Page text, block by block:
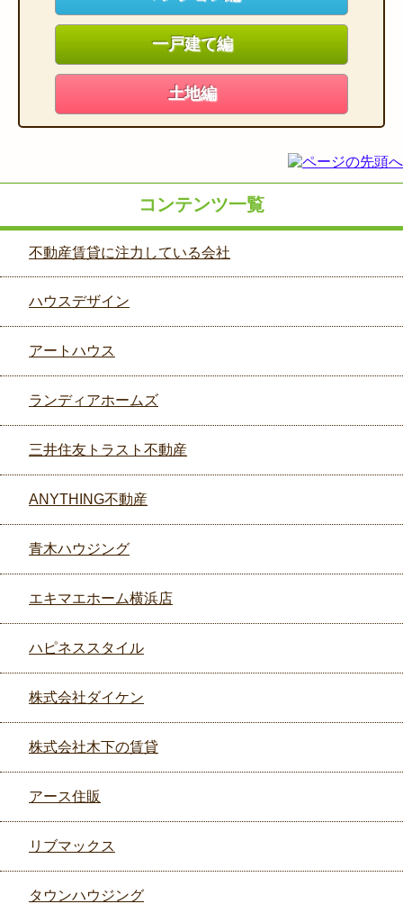
一戸建て編
土地編
コンテンツ一覧
不動産賃貸に注力している会社
ハウスデザイン
アートハウス
ランディアホームズ
三井住友トラスト不動産
ANYTHING不動産
青木ハウジング
エキマエホーム横浜店
ハピネススタイル
株式会社ダイケン
株式会社木下の賃貸
アース住販
リブマックス
タウンハウジング